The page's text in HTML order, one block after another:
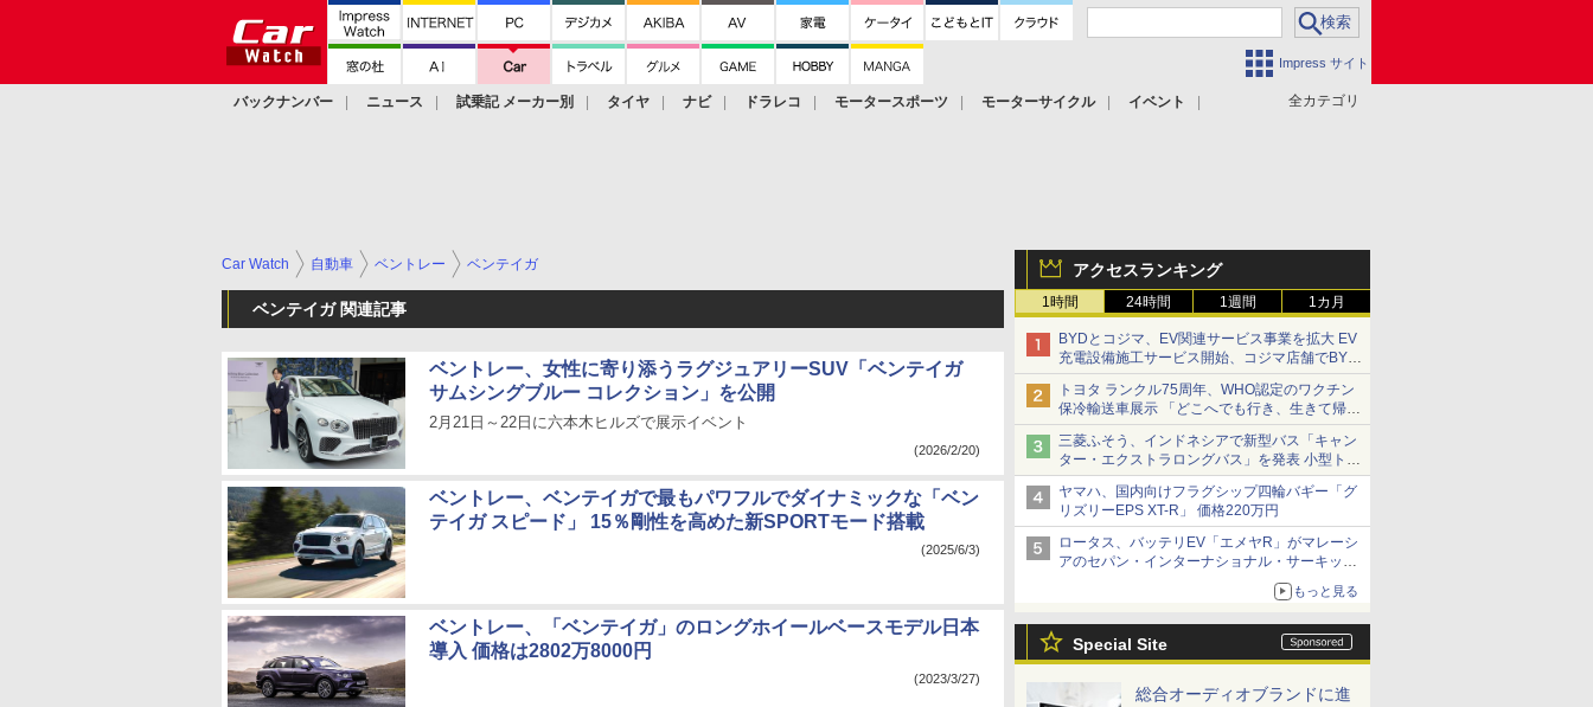
Impress サイト
全カテゴリ
バックナンバー ニュース 試乗記 メーカー別 タイヤ ナビ ドラレコ モータースポーツ モーターサイクル
イベント
アクセスランキング
1時間 24時間 1週間 1カ月
BYDとコジマ、EV関連サービス事業を拡大 EV
充電設備施工サービス開始、コジマ店舗でBYD
車の展示・試乗イベントを強化
トヨタ ランクル75周年、WHO認定のワクチン
保冷輸送車展示 「どこへでも行き、生きて帰っ
てこられる」ランドクルーザーで命をつなぐ
三菱ふそう、インドネシアで新型バス「キャン
ター・エクストラロングバス」を発表 小型トラ
ックベースの観光・旅客輸送向けバス
ヤマハ、国内向けフラグシップ四輪バギー「グ
リズリーEPS XT-R」 価格220万円
ロータス、バッテリEV「エメヤR」がマレーシ
アのセパン・インターナショナル・サーキット
もっと見る
Special Site
総合オーディオブランドに進
Car Watch 自動車 ベントレー ベンテイガ
ベンテイガ 関連記事
ベントレー、女性に寄り添うラグジュアリーSUV「ベンテイガ
サムシングブルー コレクション」を公開
2月21日～22日に六本木ヒルズで展示イベント
(2026/2/20)
ベントレー、ベンテイガで最もパワフルでダイナミックな「ベン
テイガ スピード」 15％剛性を高めた新SPORTモード搭載
(2025/6/3)
ベントレー、「ベンテイガ」のロングホイールベースモデル日本
導入 価格は2802万8000円
(2023/3/27)